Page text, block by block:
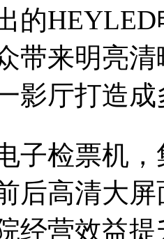
的
带来明亮
影厅打造
子检票机
后高清大
经营效益提